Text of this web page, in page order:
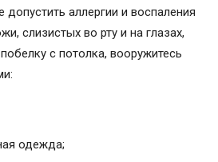
аллергии и воспаления
слизистых во рту и на глазах,
с потолка, вооружитесь
одежда;